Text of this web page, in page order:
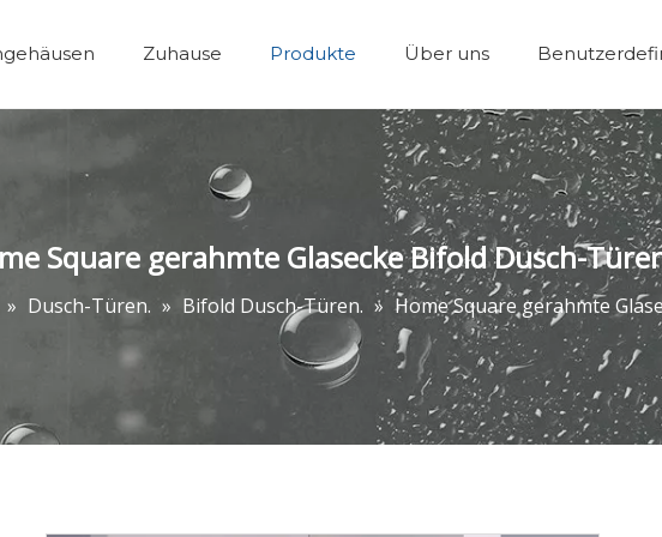
Zuhause Produkte Über uns
Square gerahmte Glasecke Bifold Dusch-
» Dusch-Türen. » Bifold Dusch-Türen. » Home Square gerahmte